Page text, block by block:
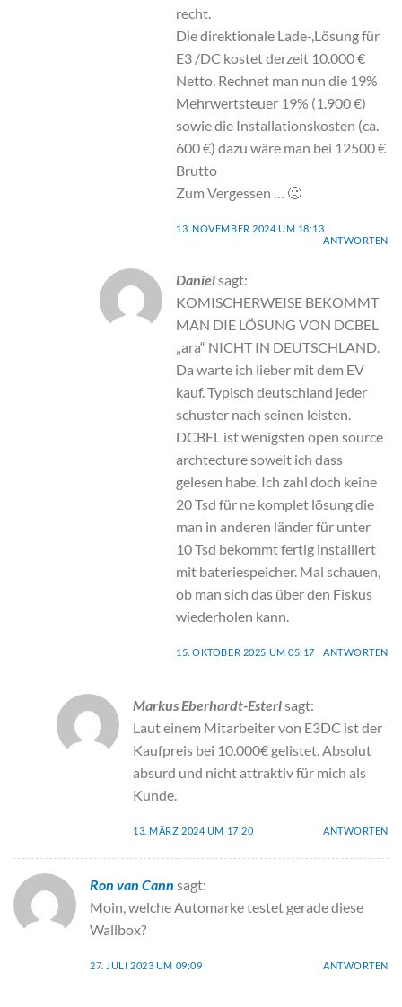
recht.
Die direktionale Lade-,Lösung für
E3 /DC kostet derzeit 10.000 €
Netto. Rechnet man nun die 19%
Mehrwertsteuer 19% (1.900 €)
sowie die Installationskosten (ca.
600 €) dazu wäre man bei 12500 €
Brutto
Zum Vergessen … 🙁
13. NOVEMBER 2024 UM 18:13
ANTWORTEN
Danielsagt:
KOMISCHERWEISE BEKOMMT
MAN DIE LÖSUNG VON DCBEL
„ara“ NICHT IN DEUTSCHLAND.
Da warte ich lieber mit dem EV
kauf. Typisch deutschland jeder
schuster nach seinen leisten.
DCBEL ist wenigsten open source
archtecture soweit ich dass
gelesen habe. Ich zahl doch keine
20 Tsd für ne komplet lösung die
man in anderen länder für unter
10 Tsd bekommt fertig installiert
mit bateriespeicher. Mal schauen,
ob man sich das über den Fiskus
wiederholen kann.
15. OKTOBER 2025 UM 05:17 ANTWORTEN
Markus Eberhardt-Esterlsagt:
Laut einem Mitarbeiter von E3DC ist der
Kaufpreis bei 10.000€ gelistet. Absolut
absurd und nicht attraktiv für mich als
Kunde.
13. MÄRZ 2024 UM 17:20 ANTWORTEN
Ron van Cann sagt:
Moin, welche Automarke testet gerade diese
Wallbox?
27. JULI 2023 UM 09:09 ANTWORTEN